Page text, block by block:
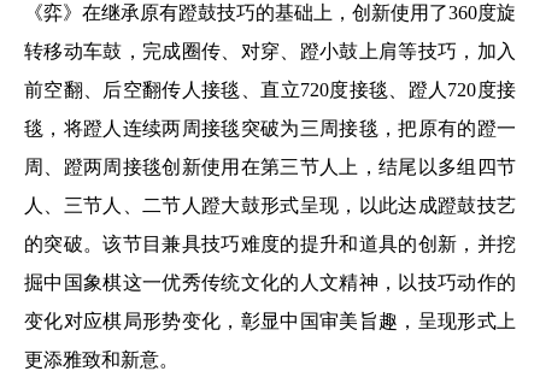
《弈》在继承原有蹬鼓技巧的基础上，创新使用了360度旋
转移动车鼓，完成圈传、对穿、蹬小鼓上肩等技巧，加入
前空翻、后空翻传人接毯、直立720度接毯、蹬人720度接
毯，将蹬人连续两周接毯突破为三周接毯，把原有的蹬一
周、蹬两周接毯创新使用在第三节人上，结尾以多组四节
人、三节人、二节人蹬大鼓形式呈现，以此达成蹬鼓技艺
的突破。该节目兼具技巧难度的提升和道具的创新，并挖
掘中国象棋这一优秀传统文化的人文精神，以技巧动作的
变化对应棋局形势变化，彰显中国审美旨趣，呈现形式上
更添雅致和新意。